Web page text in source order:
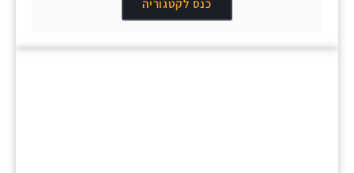
כנס לקטגוריה